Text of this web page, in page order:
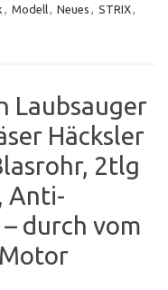
, Modell, Neues , STRIX,
Laubsauger
Häcksler
2tlg
Anti-
durch vom